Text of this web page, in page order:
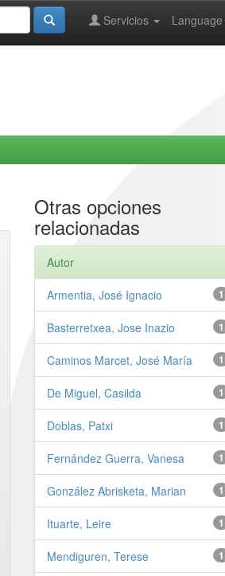
Language
Servicios
Otras opciones
relacionadas
Autor
1
Armentia, José Ignacio
1
Basterretxea, Jose Inazio
1
Caminos Marcet, José María
1
De Miguel, Casilda
1
Doblas, Patxi
1
Fernández Guerra, Vanesa
1
González Abrisketa, Marian
1
Ituarte, Leire
1
Mendiguren, Terese